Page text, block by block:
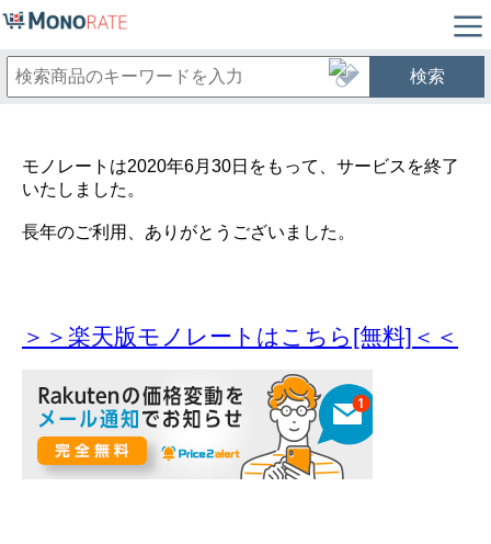
検索
モノレートは2020年6月30日をもって、サービスを終了
いたしました。
長年のご利用、ありがとうございました。
＞＞楽天版モノレートはこちら[無料]＜＜